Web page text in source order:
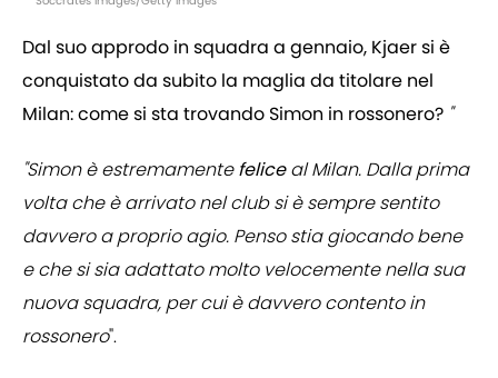
Dal suo approdo in squadra a gennaio, Kjaer si è
conquistato da subito la maglia da titolare nel
Milan: come si sta trovando Simon in rossonero? "
"Simon è estremamentefeliceal Milan. Dalla prima
volta che è arrivato nel club si è sempre sentito
davvero a proprio agio. Penso stia giocando bene
e che si sia adattato molto velocemente nella sua
nuova squadra, per cui è davvero contento in
rossonero".